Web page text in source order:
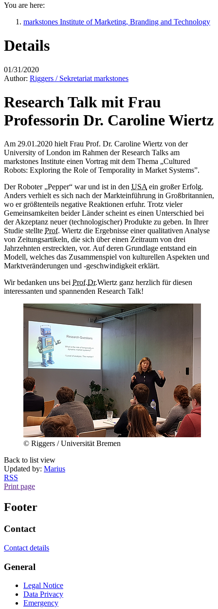
You are here:
markstones Institute of Marketing, Branding and Technology
Details
01/31/2020
Author: Riggers / Sekretariat markstones
Research Talk mit Frau
Professorin Dr. Caroline Wiertz
Am 29.01.2020 hielt Frau Prof. Dr. Caroline Wiertz von der
University of London im Rahmen der Research Talks am
markstones Institute einen Vortrag mit dem Thema „Cultured
Robots: Exploring the Role of Temporality in Market Systems”.
Der Roboter „Pepper“ war und ist in den USA ein großer Erfolg.
Anders verhielt es sich nach der Markteinführung in Großbritannien,
wo er größtenteils negative Reaktionen erfuhr. Trotz vieler
Gemeinsamkeiten beider Länder scheint es einen Unterschied bei
der Akzeptanz neuer (technologischer) Produkte zu geben. In Ihrer
Studie stellte Prof. Wiertz die Ergebnisse einer qualitativen Analyse
von Zeitungsartikeln, die sich über einen Zeitraum von drei
Jahrzehnten erstreckten, vor. Auf deren Grundlage entstand ein
Modell, welches das Zusammenspiel von kulturellen Aspekten und
Marktveränderungen und -geschwindigkeit erklärt.
Wir bedanken uns bei Prof.Dr.Wiertz ganz herzlich für diesen
interessanten und spannenden Research Talk!
© Riggers / Universität Bremen
Back to list view
Updated by: Marius
RSS
Print page
Footer
Contact
Contact details
General
Legal Notice
Data Privacy
Emergency